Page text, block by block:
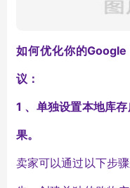
如何优化你的
议：
1 、单独设置本地库
果。
卖家可以通过以下步